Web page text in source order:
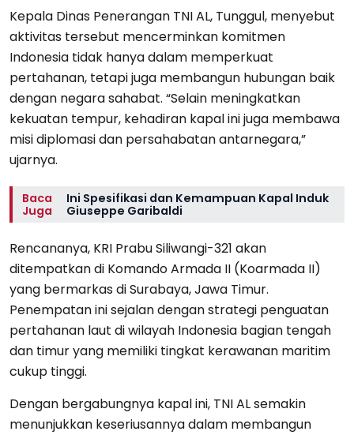
Kepala Dinas Penerangan TNI AL, Tunggul, menyebut
aktivitas tersebut mencerminkan komitmen
Indonesia tidak hanya dalam memperkuat
pertahanan, tetapi juga membangun hubungan baik
dengan negara sahabat. “Selain meningkatkan
kekuatan tempur, kehadiran kapal ini juga membawa
misi diplomasi dan persahabatan antarnegara,”
ujarnya.
Baca
Juga
Ini Spesifikasi dan Kemampuan Kapal Induk
Giuseppe Garibaldi
Rencananya, KRI Prabu Siliwangi-321 akan
ditempatkan di Komando Armada II (Koarmada II)
yang bermarkas di Surabaya, Jawa Timur.
Penempatan ini sejalan dengan strategi penguatan
pertahanan laut di wilayah Indonesia bagian tengah
dan timur yang memiliki tingkat kerawanan maritim
cukup tinggi.
Dengan bergabungnya kapal ini, TNI AL semakin
menunjukkan keseriusannya dalam membangun